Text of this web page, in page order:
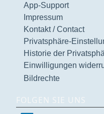
App-Support
Impressum
Kontakt / Contact
Privatsphäre-
Historie der
Einwilligungen
Bildrechte
FOLGEN SIE UNS